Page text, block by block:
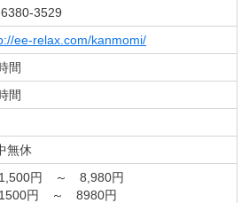
3529
ee-relax.com/kanmomi/
間
間
無休
円 ～ 8,980円
円 ～ 8980円